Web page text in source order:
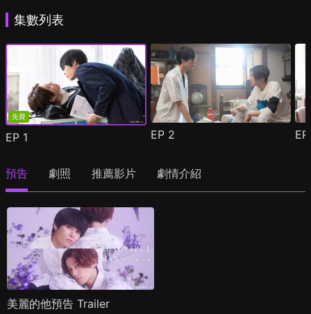
集數列表
免費
EP 1 EP 2
預告 劇照 推薦影片 劇情介紹
美麗的他預告 Trailer